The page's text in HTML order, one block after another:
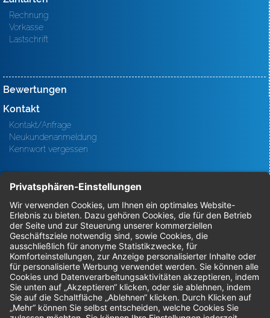
Rechnung
Vorkasse
Lastschrift
Bewertungen
Kontakt
Kontakt/Anfrage
Neukundenanmeldung
Kennwort vergessen
Bestellungen
Sendung verfolgen